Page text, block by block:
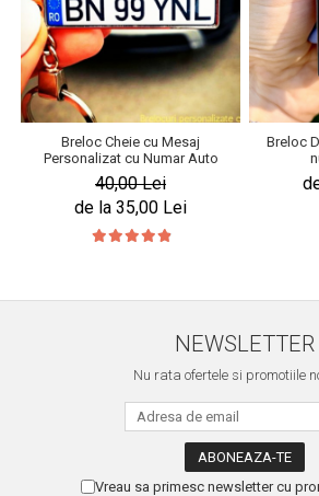
Breloc Cheie cu Mesaj
Personalizat cu Numar Auto
40,00 Lei
de la 35,00 Lei
Breloc
NEWSLETTER
Nu rata ofertele si promotiile
Vreau sa primesc newsletter cu